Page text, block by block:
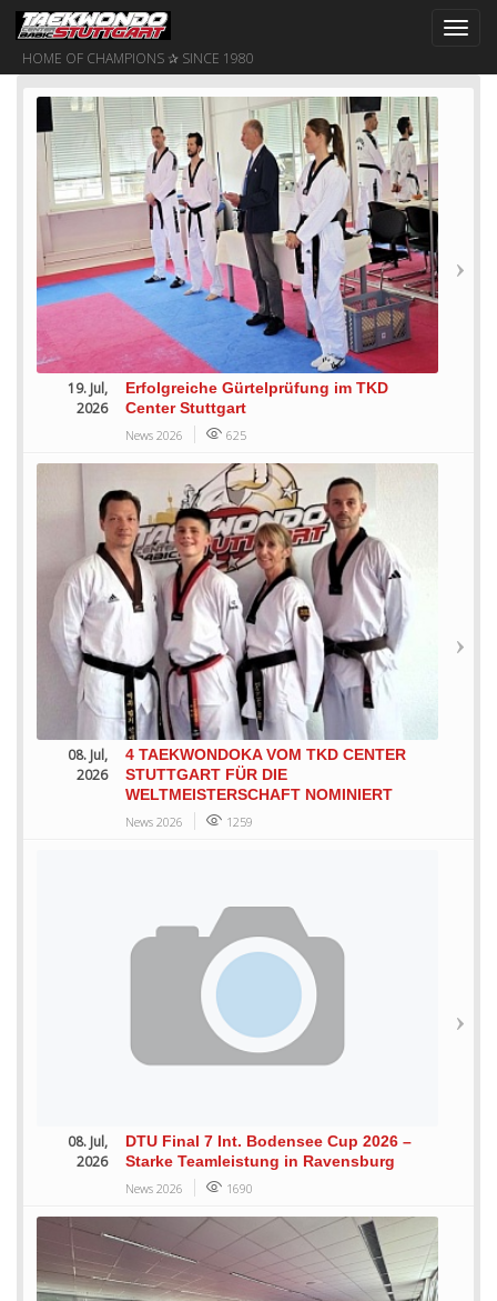
HOME OF CHAMPIONS ✰ SINCE 1980
19. Jul,
2026
Erfolgreiche Gürtelprüfung im TKD
Center Stuttgart
News 2026 625
08. Jul,
2026
4 TAEKWONDOKA VOM TKD CENTER
STUTTGART FÜR DIE
WELTMEISTERSCHAFT NOMINIERT
News 2026 1259
08. Jul,
2026
DTU Final 7 Int. Bodensee Cup 2026 –
Starke Teamleistung in Ravensburg
News 2026 1690